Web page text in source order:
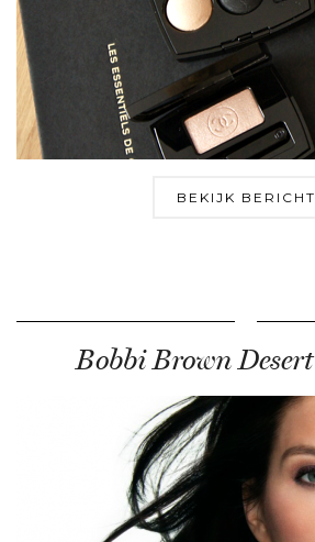
BEKIJK BERICHT
Bobbi Brown